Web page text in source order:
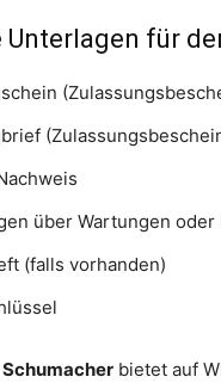
für
über Wartungen oder
(falls vorhanden)
bietet auf